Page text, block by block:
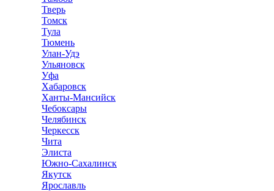
Тверь
Томск
Тула
Тюмень
Улан-Удэ
Ульяновск
Уфа
Хабаровск
Ханты-Мансийск
Чебоксары
Челябинск
Черкесск
Чита
Элиста
Южно-Сахалинск
Якутск
Ярославль